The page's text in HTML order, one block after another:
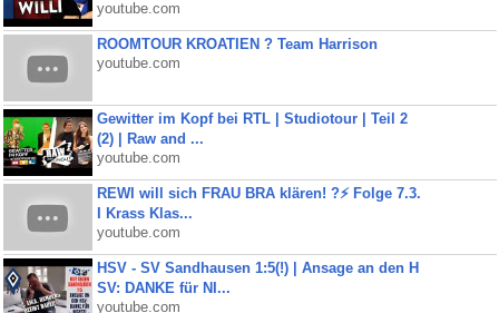
youtube.com
ROOMTOUR KROATIEN ? Team Harrison
youtube.com
Gewitter im Kopf bei RTL | Studiotour | Teil 2
(2) | Raw and ...
youtube.com
REWI will sich FRAU BRA klären! ?⚡️ Folge 7.3.
I Krass Klas...
youtube.com
HSV - SV Sandhausen 1:5(!) | Ansage an den H
SV: DANKE für NI...
youtube.com